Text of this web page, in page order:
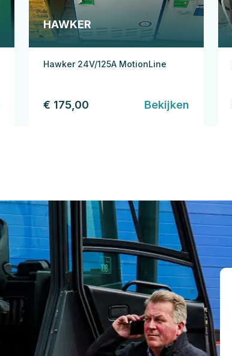
HAWKER
Hawker 24V/125A MotionLine
€ 175,00 Bekijken